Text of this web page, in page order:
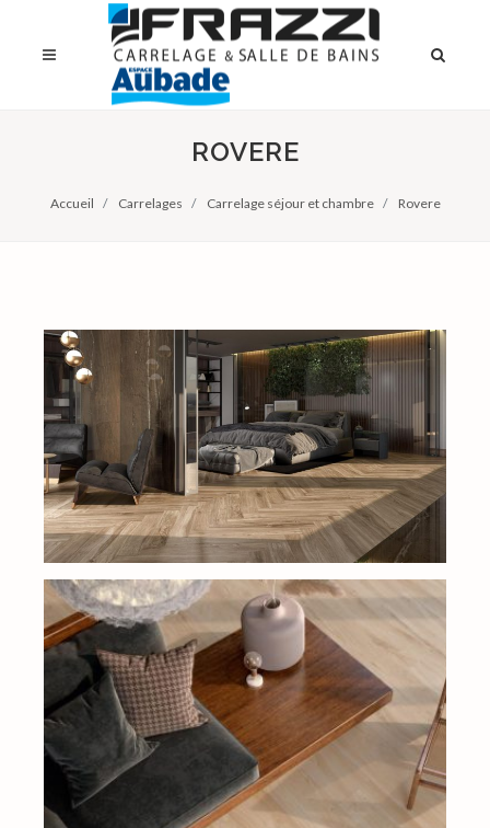
ROVERE
Accueil Carrelages Carrelage séjour et chambre Rovere